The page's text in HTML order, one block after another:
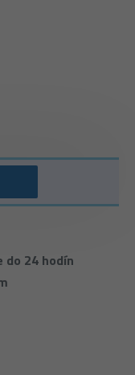
do 24 hodín